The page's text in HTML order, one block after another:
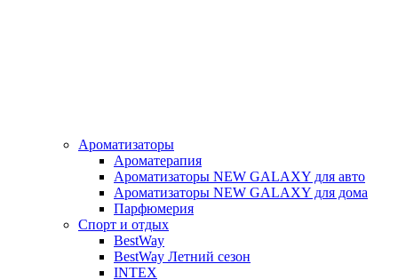
Ароматизаторы
Ароматерапия
Ароматизаторы NEW GALAXY для авто
Ароматизаторы NEW GALAXY для дома
Парфюмерия
Спорт и отдых
BestWay
BestWay Летний сезон
INTEX